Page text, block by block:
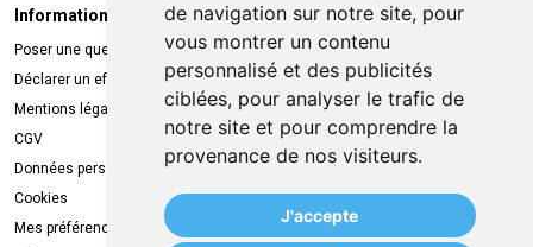
de navigation sur notre site, pour
vous montrer un contenu
personnalisé et des publicités
ciblées, pour analyser le trafic de
notre site et pour comprendre la
provenance de nos visiteurs.
J'accepte
Informations légales
Poser une question
Déclarer un effet indésirable
Mentions légales
CGV
Données personnelles
Cookies
Mes préférences Cookies
Livraison
Retrait à la pharmacie
Livraison chez vous
Livraison dans un Point Relais